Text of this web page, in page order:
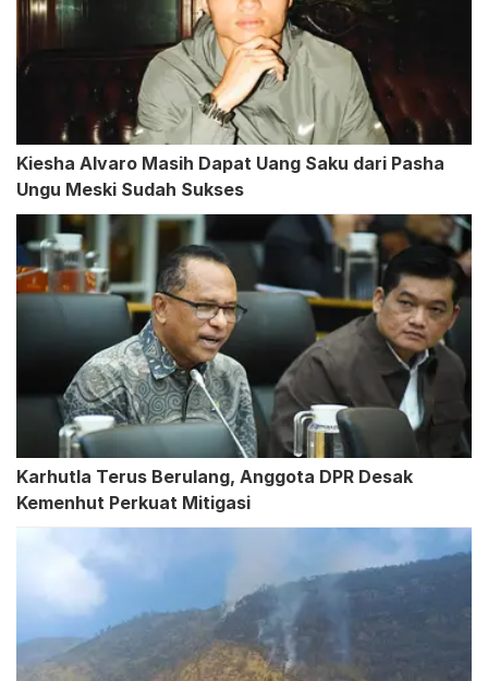
Kiesha Alvaro Masih Dapat Uang Saku dari Pasha
Ungu Meski Sudah Sukses
Karhutla Terus Berulang, Anggota DPR Desak
Kemenhut Perkuat Mitigasi